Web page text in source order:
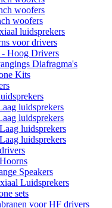
woofers
woofers
luidsprekers
voor drivers
Hoog Drivers
Diafragma's
Kits
luidsprekers
luidsprekers
luidsprekers
luidsprekers
Speakers
Luidsprekers
sets
voor HF drivers